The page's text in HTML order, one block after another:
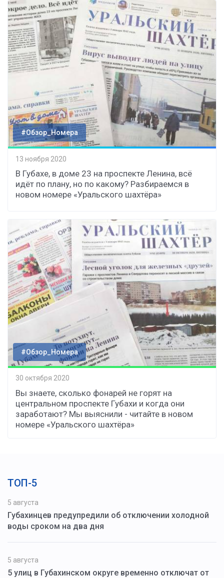
#Обзор_Номера
13 ноября 2020
В Губахе, в доме 23 на проспекте Ленина, всё
идёт по плану, но по какому? Разбираемся в
новом номере «Уральского шахтёра»
#Обзор_Номера
30 октября 2020
Вы знаете, сколько фонарей не горят на
центральном проспекте Губахи и когда они
заработают? Мы выяснили - читайте в новом
номере «Уральского шахтёра»
ТОП-5
5 августа
Губахинцев предупредили об отключении холодной
воды сроком на два дня
5 августа
5 улиц в Губахинском округе временно отключат от